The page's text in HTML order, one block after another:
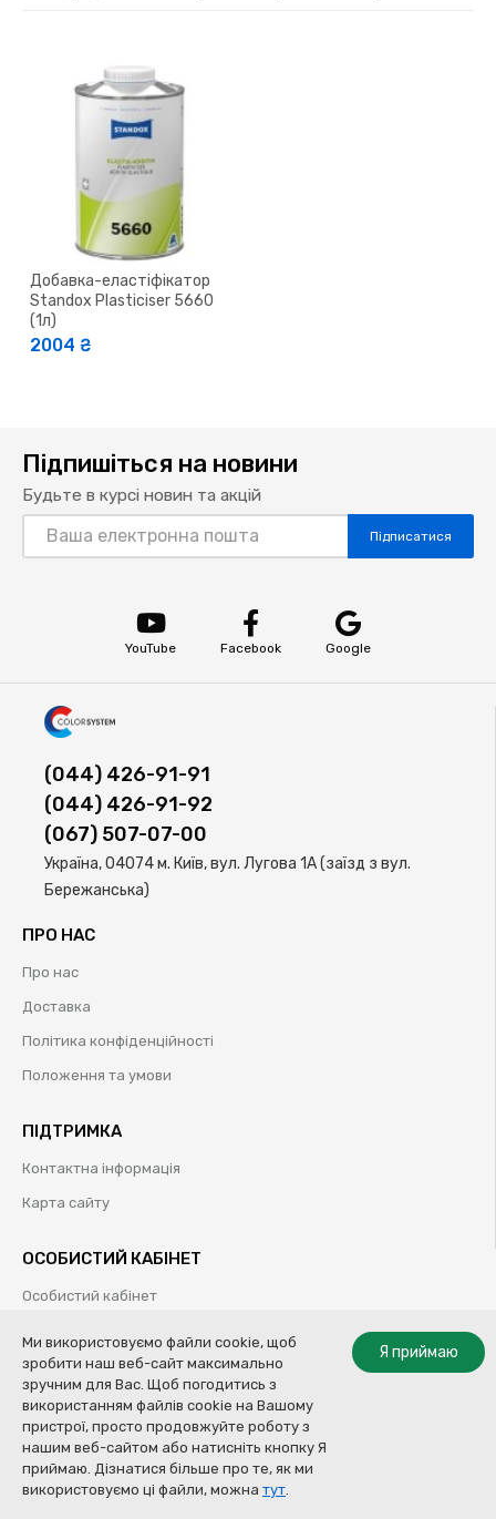
Купити
Добавка-еластіфікатор
Standox Plasticiser 5660
(1л)
2004 ₴
Підпишіться на новини
Будьте в курсі новин та акцій
Підписатися
YouTube Facebook Google
(044) 426-91-91
(044) 426-91-92
(067) 507-07-00
Україна, 04074 м. Київ, вул. Лугова 1А (заїзд з вул.
Бережанська)
ПРО НАС
Про нас
Доставка
Політика конфіденційності
Положення та умови
ПІДТРИМКА
Контактна інформація
Карта сайту
ОСОБИСТИЙ КАБІНЕТ
Особистий кабінет
Обрані товари
© Колор Систем ТОВ | Професійні рішення для кузовного ремонту |
2009-2020
Я приймаю
Ми використовуємо файли cookie, щоб
зробити наш веб-сайт максимально
зручним для Вас. Щоб погодитись з
використанням файлів cookie на Вашому
пристрої, просто продовжуйте роботу з
нашим веб-сайтом або натисніть кнопку Я
приймаю. Дізнатися більше про те, як ми
використовуємо ці файли, можна тут.